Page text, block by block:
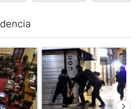
con el título "El Senado dio media
Un artículo de tendencia con